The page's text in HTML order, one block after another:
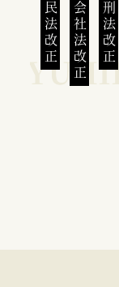
民法改正 会社法改正 刑法改正